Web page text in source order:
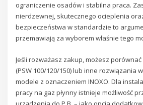
ograniczenie osadów i stabilna praca.
nierdzewnej, skutecznego ocieplenia
bezpieczeństwa w standardzie to
przemawiają za wyborem właśnie tego
Jeśli rozważasz zakup, możesz
(PSW 100/120/150) lub inne rozwiązania
modele z oznaczeniem INOXO. Dla
pracy na gaz płynny istnieje możliwość